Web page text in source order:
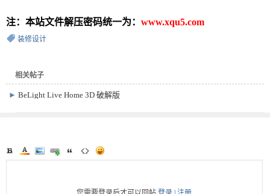
注：本站文件解压密码统一为： www.xqu5.com
装修设计
相关帖子
►BeLight Live Home 3D 破解版